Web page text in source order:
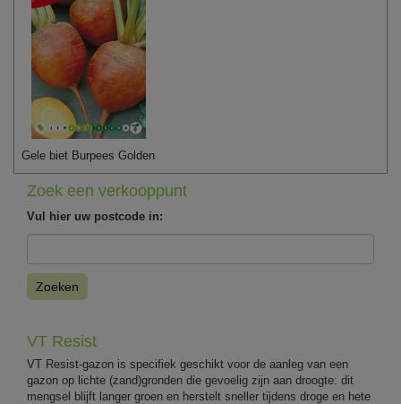
Gele biet Burpees Golden
Zoek een verkooppunt
Vul hier uw postcode in:
Zoeken
VT Resist
VT Resist-gazon is specifiek geschikt voor de aanleg van een
gazon op lichte (zand)gronden die gevoelig zijn aan droogte: dit
mengsel blijft langer groen en herstelt sneller tijdens droge en hete